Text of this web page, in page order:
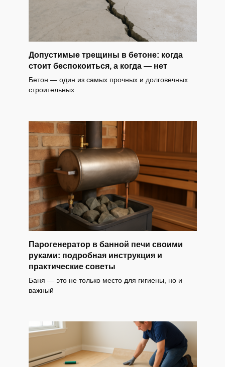
Допустимые трещины в бетоне: когда
стоит беспокоиться, а когда — нет
Бетон — один из самых прочных и долговечных
строительных
Парогенератор в банной печи своими
руками: подробная инструкция и
практические советы
Баня — это не только место для гигиены, но и
важный